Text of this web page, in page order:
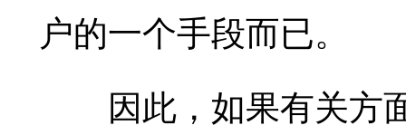
户的一个手段而已。
因此，如果有关方